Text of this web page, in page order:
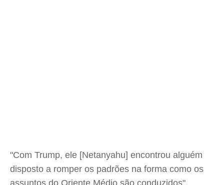
"Com Trump, ele [Netanyahu] encontrou alguém
disposto a romper os padrões na forma como os
assuntos do Oriente Médio são conduzidos",